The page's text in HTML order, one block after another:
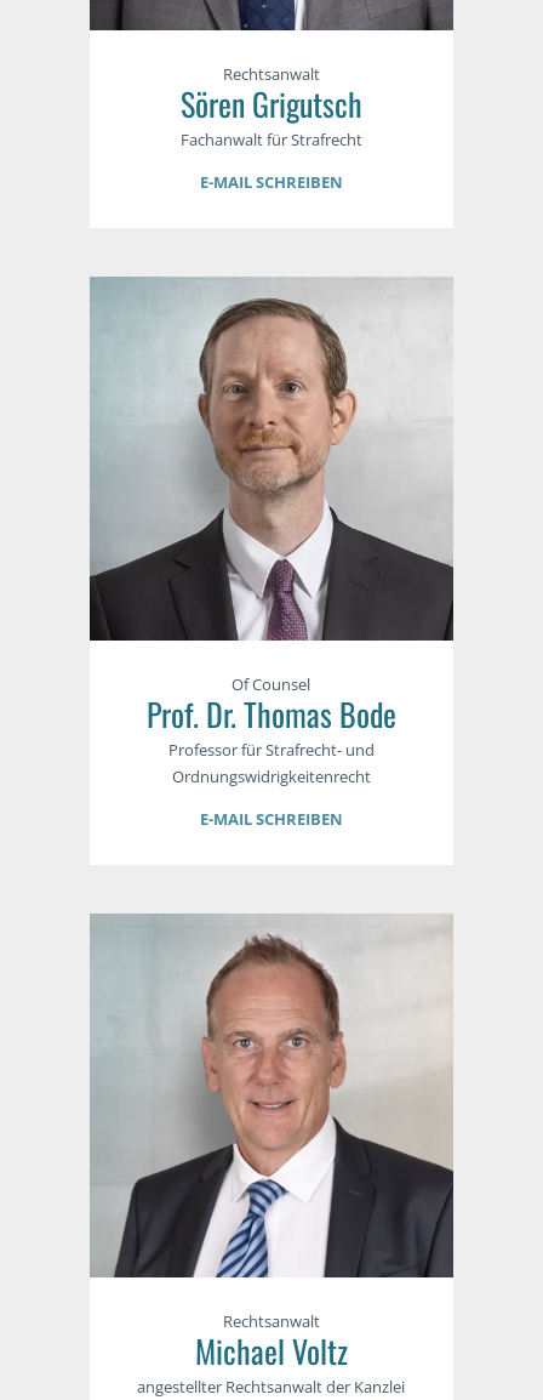
Rechtsanwalt
Sören Grigutsch
Fachanwalt für Strafrecht
E-MAIL SCHREIBEN
Of Counsel
Prof. Dr. Thomas Bode
Professor für Strafrecht- und
Ordnungswidrigkeitenrecht
E-MAIL SCHREIBEN
Rechtsanwalt
Michael Voltz
angestellter Rechtsanwalt der Kanzlei